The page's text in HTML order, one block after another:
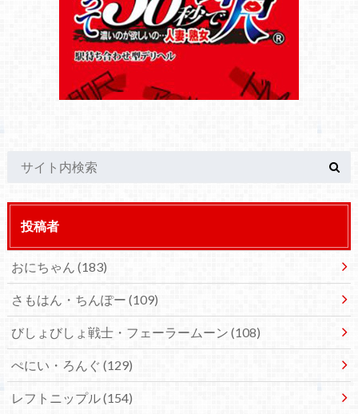
投稿者
おにちゃん (183)
さもはん・ちんぽー (109)
びしょびしょ戦士・フェーラームーン (108)
ぺにい・ろんぐ (129)
レフトニップル(154)